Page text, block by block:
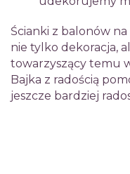
Ścianki z balonów
nie tylko dekoracja,
towarzyszący temu
Bajka z radością
jeszcze bardziej